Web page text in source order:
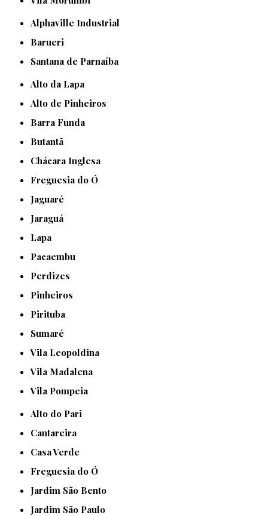
Alphaville Industrial
Barueri
Santana de Parnaíba
Alto da Lapa
Alto de Pinheiros
Barra Funda
Butantã
Chácara Inglesa
Freguesia do Ó
Jaguaré
Jaraguá
Lapa
Pacaembu
Perdizes
Pinheiros
Pirituba
Sumaré
Vila Leopoldina
Vila Madalena
Vila Pompeia
Alto do Pari
Cantareira
Casa Verde
Freguesia do Ó
Jardim São Bento
Jardim São Paulo